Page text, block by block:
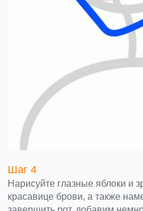
Шаг 4
Нарисуйте глазные яблоки и
красавице брови, а также